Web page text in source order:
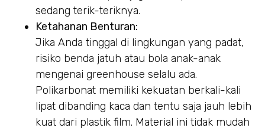
sedang terik-teriknya.
Ketahanan Benturan:
Jika Anda tinggal di lingkungan yang padat,
risiko benda jatuh atau bola anak-anak
mengenai greenhouse selalu ada.
Polikarbonat memiliki kekuatan berkali-kali
lipat dibanding kaca dan tentu saja jauh lebih
kuat dari plastik film. Material ini tidak mudah